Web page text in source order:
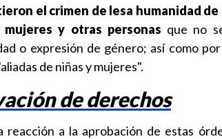
el crimen de lesa humanidad
mujeres y otras personas que no
o expresión de género; así como
de niñas y mujeres".
de derechos
reacción a la aprobación de estas